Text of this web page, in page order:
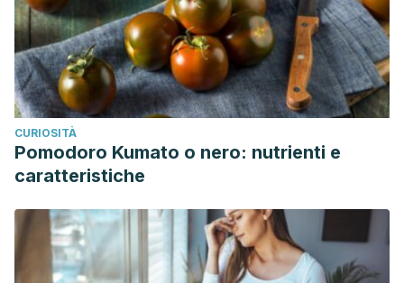
CURIOSITÀ
Pomodoro Kumato o nero: nutrienti e
caratteristiche